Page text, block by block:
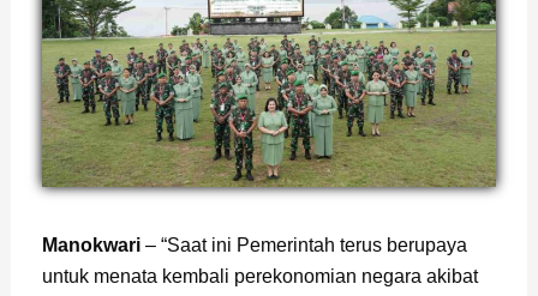
Manokwari– “Saat ini Pemerintah terus berupaya
untuk menata kembali perekonomian negara akibat
Page
, Page